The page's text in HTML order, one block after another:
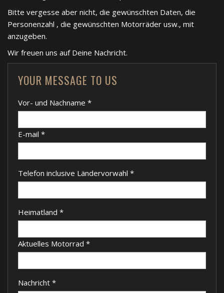
Bitte vergesse aber nicht, die gewünschten Daten, die
Personenzahl , die gewünschten Motorräder usw., mit
anzugeben.
Wir freuen uns auf Deine Nachricht.
YOUR MESSAGE TO US
Vor- und Nachname *
E-mail *
Telefon inclusive Ländervorwahl *
Heimatland *
Aktuelles Motorrad *
Nachricht *